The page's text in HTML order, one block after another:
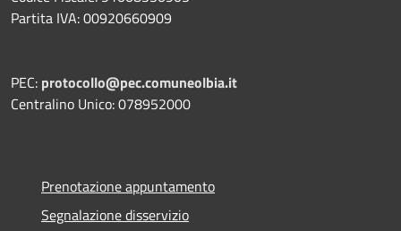
Partita IVA: 00920660909
PEC: protocollo@pec.comuneolbia.it
Centralino Unico: 078952000
Prenotazione appuntamento
Segnalazione disservizio